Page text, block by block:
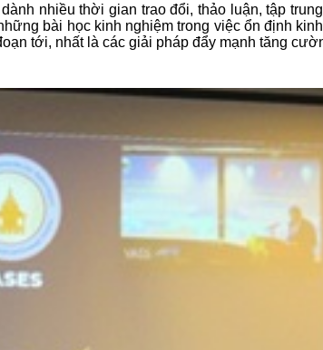
nhiều thời gian trao đổi, thảo luận, tập
bài học kinh nghiệm trong việc ổn định
tới, nhất là các giải pháp đẩy mạnh tăng